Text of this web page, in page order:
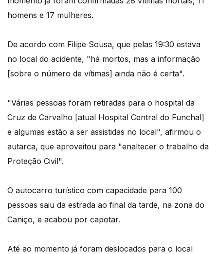
homens e 17 mulheres.
De acordo com Filipe Sousa, que pelas 19:30 estava
no local do acidente, "há mortos, mas a informação
[sobre o número de vítimas] ainda não é certa".
"Várias pessoas foram retiradas para o hospital da
Cruz de Carvalho [atual Hospital Central do Funchal]
e algumas estão a ser assistidas no local", afirmou o
autarca, que aproveitou para "enaltecer o trabalho da
Proteção Civil".
O autocarro turístico com capacidade para 100
pessoas saiu da estrada ao final da tarde, na zona do
Caniço, e acabou por capotar.
Até ao momento já foram deslocados para o local